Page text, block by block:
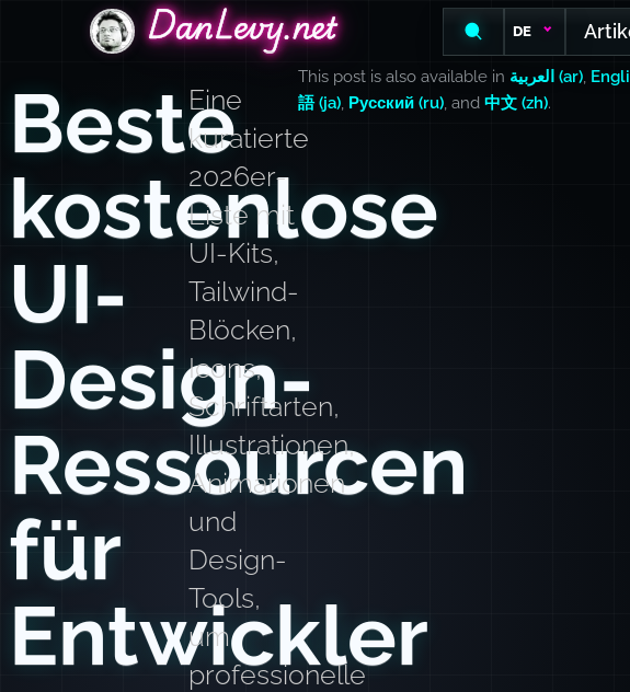
DanLevy.netDanLevy.net
DanLevy.net DE
Beste
kostenlose
UI-
Design-
Ressourcen
für
Entwickler
Eine
kuratierte
2026er-
Liste mit
UI-Kits,
Tailwind-
Blöcken,
Icons,
Schriftarten,
Illustrationen,
Animationen
und
Design-
Tools,
um
professionelle
This post is also available in العربية (ar)
語 (ja) Русский (ru) , and 中文 (zh).